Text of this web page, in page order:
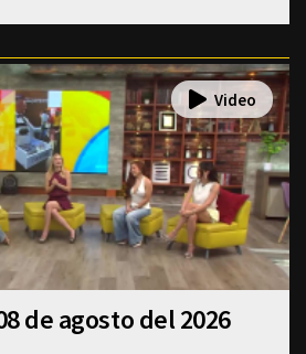
de agosto del 2026